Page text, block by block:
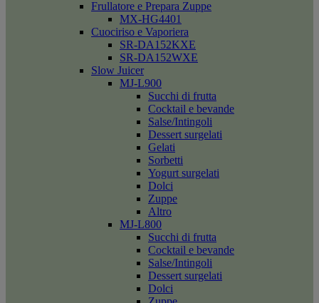
Frullatore e Prepara Zuppe
MX-HG4401
Cuociriso e Vaporiera
SR-DA152KXE
SR-DA152WXE
Slow Juicer
MJ-L900
Succhi di frutta
Cocktail e bevande
Salse/Intingoli
Dessert surgelati
Gelati
Sorbetti
Yogurt surgelati
Dolci
Zuppe
Altro
MJ-L800
Succhi di frutta
Cocktail e bevande
Salse/Intingoli
Dessert surgelati
Dolci